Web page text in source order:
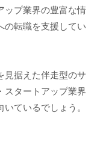
ップ業界の豊富な情
の転職を支援してい
見据えた伴走型のサ
スタートアップ業界
ているでしょう。